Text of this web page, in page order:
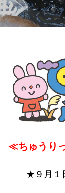
≪ちゅうり
★９月１